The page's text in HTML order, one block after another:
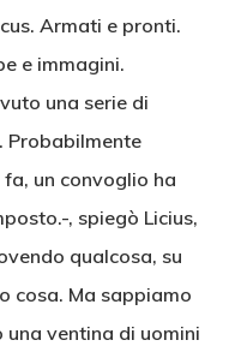
Armati e pronti.
e immagini.
una serie di
Probabilmente
fa, un convoglio ha
, spiegò Licius,
qualcosa, su
cosa. Ma sappiamo
ventina di uomini